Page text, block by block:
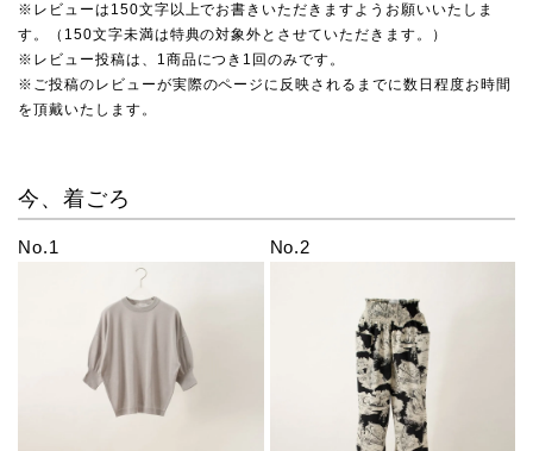
※レビューは150文字以上でお書きいただきますようお願いいたしま
す。（150文字未満は特典の対象外とさせていただきます。）
※レビュー投稿は、1商品につき1回のみです。
※ご投稿のレビューが実際のページに反映されるまでに数日程度お時間
を頂戴いたします。
今、着ごろ
No.1 No.2